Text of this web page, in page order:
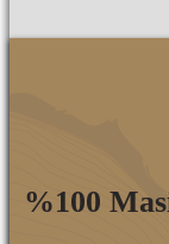
%100